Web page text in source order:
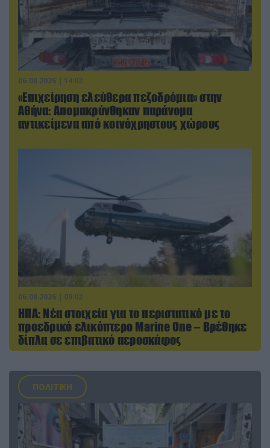
06.08.2026 | 14:02
«Επιχείρηση ελεύθερα πεζοδρόμια» στην
Αθήνα: Απομακρύνθηκαν παράνομα
αντικείμενα από κοινόχρηστους χώρους
06.08.2026 | 09:02
ΗΠΑ: Nέα στοιχεία για το περιστατικό με το
προεδρικό ελικόπτερο Marine One – Βρέθηκε
δίπλα σε επιβατικό αεροσκάφος
ΠΟΛΙΤΙΚΗ